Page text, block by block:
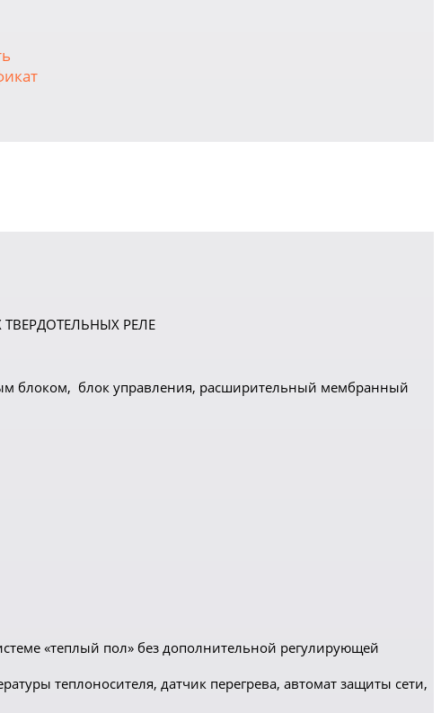
РЕЛЕ
блоком, блок управления, расширительный мембранный
«теплый пол» без дополнительной регулирующей
теплоносителя, датчик перегрева, автомат защиты сети,